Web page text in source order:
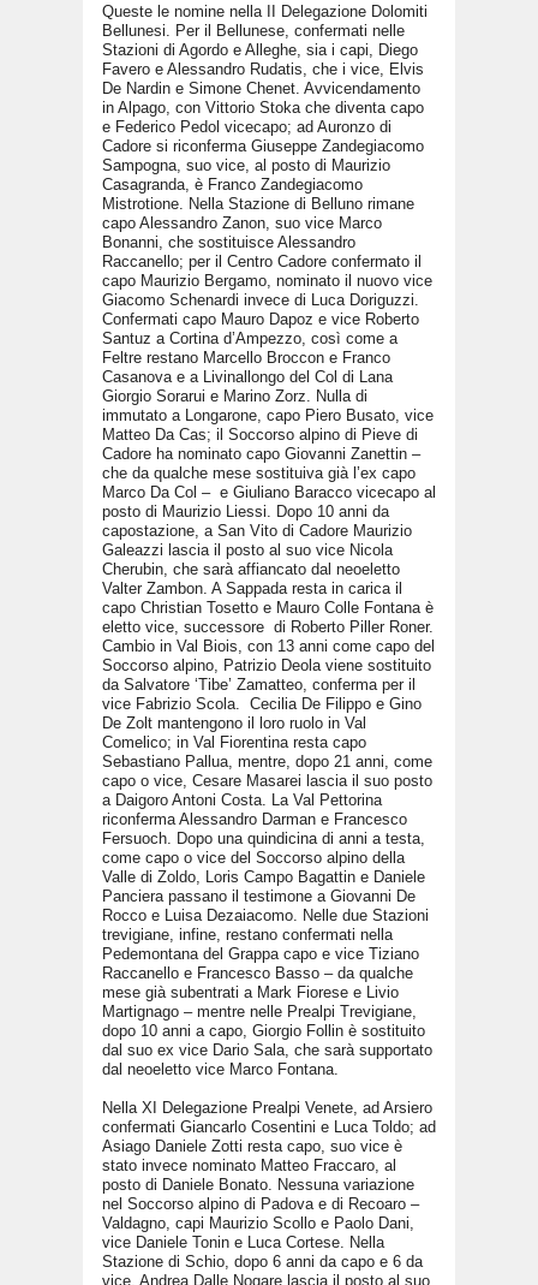
Queste le nomine nella II Delegazione Dolomiti
Bellunesi. Per il Bellunese, confermati nelle
Stazioni di Agordo e Alleghe, sia i capi, Diego
Favero e Alessandro Rudatis, che i vice, Elvis
De Nardin e Simone Chenet. Avvicendamento
in Alpago, con Vittorio Stoka che diventa capo
e Federico Pedol vicecapo; ad Auronzo di
Cadore si riconferma Giuseppe Zandegiacomo
Sampogna, suo vice, al posto di Maurizio
Casagranda, è Franco Zandegiacomo
Mistrotione. Nella Stazione di Belluno rimane
capo Alessandro Zanon, suo vice Marco
Bonanni, che sostituisce Alessandro
Raccanello; per il Centro Cadore confermato il
capo Maurizio Bergamo, nominato il nuovo vice
Giacomo Schenardi invece di Luca Doriguzzi.
Confermati capo Mauro Dapoz e vice Roberto
Santuz a Cortina d’Ampezzo, così come a
Feltre restano Marcello Broccon e Franco
Casanova e a Livinallongo del Col di Lana
Giorgio Sorarui e Marino Zorz. Nulla di
immutato a Longarone, capo Piero Busato, vice
Matteo Da Cas; il Soccorso alpino di Pieve di
Cadore ha nominato capo Giovanni Zanettin –
che da qualche mese sostituiva già l’ex capo
Marco Da Col – e Giuliano Baracco vicecapo al
posto di Maurizio Liessi. Dopo 10 anni da
capostazione, a San Vito di Cadore Maurizio
Galeazzi lascia il posto al suo vice Nicola
Cherubin, che sarà affiancato dal neoeletto
Valter Zambon. A Sappada resta in carica il
capo Christian Tosetto e Mauro Colle Fontana è
eletto vice, successore di Roberto Piller Roner.
Cambio in Val Biois, con 13 anni come capo del
Soccorso alpino, Patrizio Deola viene sostituito
da Salvatore ‘Tibe’ Zamatteo, conferma per il
vice Fabrizio Scola. Cecilia De Filippo e Gino
De Zolt mantengono il loro ruolo in Val
Comelico; in Val Fiorentina resta capo
Sebastiano Pallua, mentre, dopo 21 anni, come
capo o vice, Cesare Masarei lascia il suo posto
a Daigoro Antoni Costa. La Val Pettorina
riconferma Alessandro Darman e Francesco
Fersuoch. Dopo una quindicina di anni a testa,
come capo o vice del Soccorso alpino della
Valle di Zoldo, Loris Campo Bagattin e Daniele
Panciera passano il testimone a Giovanni De
Rocco e Luisa Dezaiacomo. Nelle due Stazioni
trevigiane, infine, restano confermati nella
Pedemontana del Grappa capo e vice Tiziano
Raccanello e Francesco Basso – da qualche
mese già subentrati a Mark Fiorese e Livio
Martignago – mentre nelle Prealpi Trevigiane,
dopo 10 anni a capo, Giorgio Follin è sostituito
dal suo ex vice Dario Sala, che sarà supportato
dal neoeletto vice Marco Fontana.
Nella XI Delegazione Prealpi Venete, ad Arsiero
confermati Giancarlo Cosentini e Luca Toldo; ad
Asiago Daniele Zotti resta capo, suo vice è
stato invece nominato Matteo Fraccaro, al
posto di Daniele Bonato. Nessuna variazione
nel Soccorso alpino di Padova e di Recoaro –
Valdagno, capi Maurizio Scollo e Paolo Dani,
vice Daniele Tonin e Luca Cortese. Nella
Stazione di Schio, dopo 6 anni da capo e 6 da
vice, Andrea Dalle Nogare lascia il posto al suo